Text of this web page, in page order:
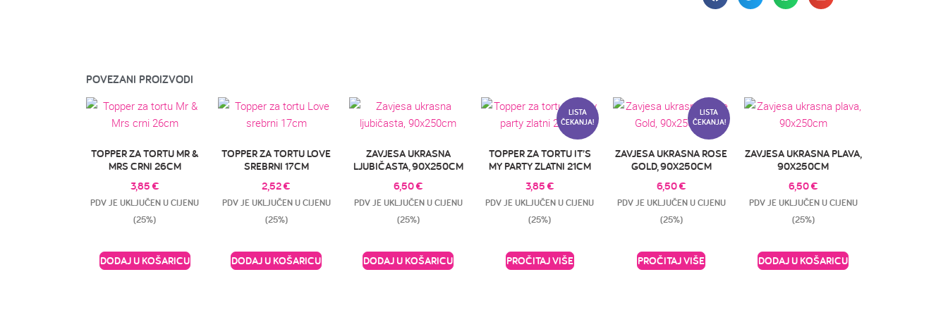
POVEZANI PROIZVODI
TOPPER ZA TORTU MR &
MRS CRNI 26CM
3,85 €
PDV JE UKLJUČEN U CIJENU
(25%)
DODAJ U KOŠARICU
TOPPER ZA TORTU LOVE
SREBRNI 17CM
2,52€
PDV JE UKLJUČEN U CIJENU
(25%)
DODAJ U KOŠARICU
ZAVJESA UKRASNA
LJUBIČASTA, 90X250CM
6,50€
PDV JE UKLJUČEN U CIJENU
(25%)
DODAJ U KOŠARICU
LISTA
ČEKANJA!
TOPPER ZA TORTU IT’S
MY PARTY ZLATNI 21CM
3,85 €
PDV JE UKLJUČEN U CIJENU
(25%)
PROČITAJ VIŠE
LISTA
ČEKANJA!
ZAVJESA UKRASNA ROSE
GOLD, 90X250CM
6,50€
PDV JE UKLJUČEN U CIJENU
(25%)
PROČITAJ VIŠE
ZAVJESA UKRASNA PLAVA,
90X250CM
6,50€
PDV JE UKLJUČEN U CIJENU
(25%)
DODAJ U KOŠARICU